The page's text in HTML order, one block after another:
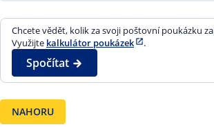
Chcete vědět, kolik za svoji poštovní poukázku
Využijte kalkulátor poukázek .
Spočítat
NAHORU